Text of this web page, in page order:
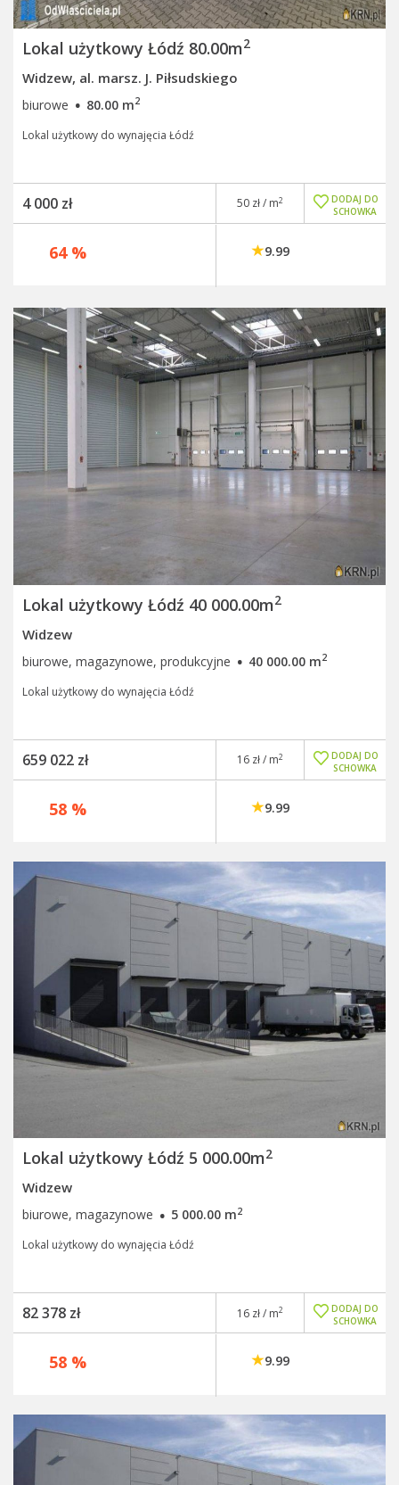
Lokal użytkowy Łódź 80.00m2
Widzew, al. marsz. J. Piłsudskiego
biurowe · 80.00 m2
Lokal użytkowy do wynajęcia Łódź
4 000 zł
DODAJ DO
SCHOWKA
50 zł / m2
64 % 9.99
Lokal użytkowy Łódź 40 000.00m2
Widzew
biurowe, magazynowe, produkcyjne · 40 000.00 m2
Lokal użytkowy do wynajęcia Łódź
659 022 zł
DODAJ DO
SCHOWKA
16 zł / m2
58 % 9.99
Lokal użytkowy Łódź 5 000.00m2
Widzew
biurowe, magazynowe · 5 000.00 m2
Lokal użytkowy do wynajęcia Łódź
82 378 zł
DODAJ DO
SCHOWKA
16 zł / m2
58 % 9.99